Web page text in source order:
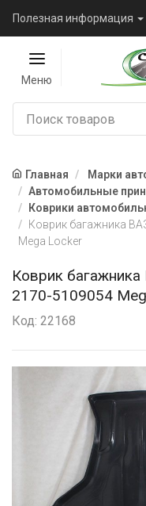
Полезная информация
Меню
Главная
Марки
Автомобильные
Коврики
Коврик багажника
Mega Locker
Коврик
2170-5109054
Код: 22168